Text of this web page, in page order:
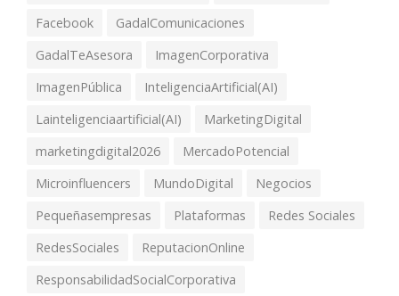
Facebook
GadalComunicaciones
GadalTeAsesora
ImagenCorporativa
ImagenPública
InteligenciaArtificial(AI)
Lainteligenciaartificial(AI)
MarketingDigital
marketingdigital2026
MercadoPotencial
Microinfluencers
MundoDigital
Negocios
Pequeñasempresas
Plataformas
Redes Sociales
RedesSociales
ReputacionOnline
ResponsabilidadSocialCorporativa